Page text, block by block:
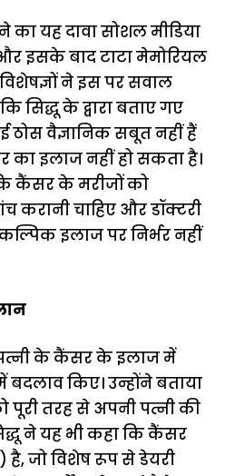
यह दावा सोशल मीडिया
इसके बाद टाटा मेमोरियल
ने इस पर सवाल
सिद्धू के द्वारा बताए गए
ठोस वैज्ञानिक सबूत नहीं हैं
इलाज नहीं हो सकता है।
कैंसर के मरीजों को
करानी चाहिए और डॉक्टरी
इलाज पर निर्भर नहीं
के कैंसर के इलाज में
किए। उन्होंने बताया
पूरी तरह से अपनी पत्नी की
ने यह भी कहा कि कैंसर
जो विशेष रूप से डेयरी